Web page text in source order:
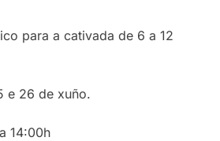
para a cativada de 6 a 12
e 26 de xuño.
14:00h